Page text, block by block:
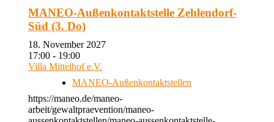
MANEO-Außenkontaktstelle Zehlendorf-
Süd (3. Do)
18. November 2027
17:00 - 19:00
Villa Mittelhof e.V.
MANEO-Außenkontaktstellen
https://maneo.de/maneo-
arbeit/gewaltpraevention/maneo-